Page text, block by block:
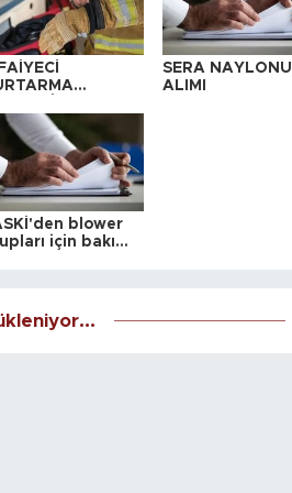
SERA NAYLONU
ALIMI
blower
için bakım